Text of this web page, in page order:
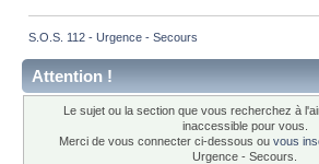
S.O.S. 112 - Urgence - Secours
Attention !
Le sujet ou la section que vous recherchez à
inaccessible pour vous.
Merci de vous connecter ci-dessous ou vous
Urgence - Secours.